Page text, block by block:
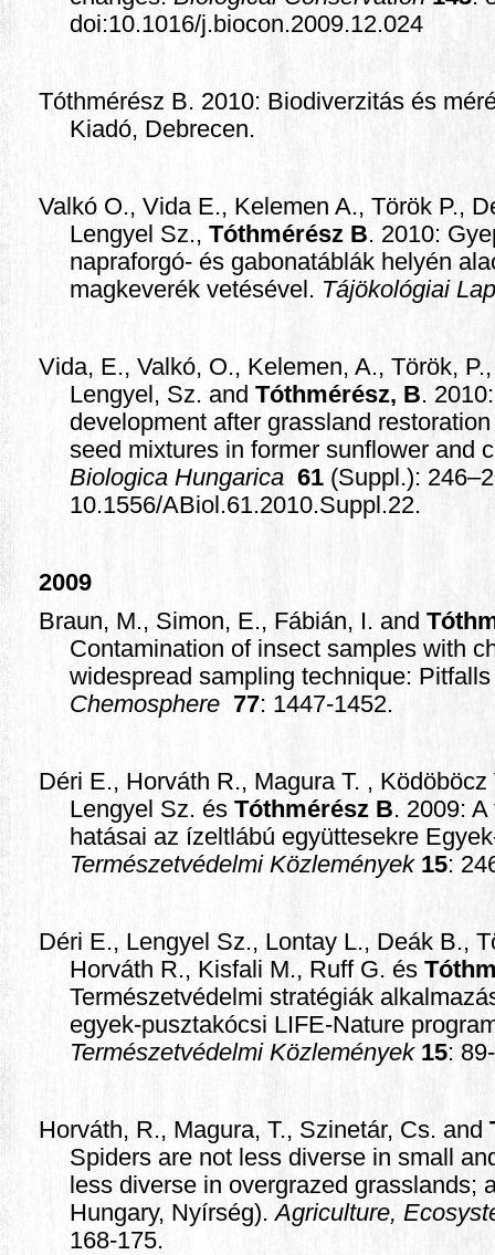
doi:10.1016/j.biocon.2009.12.024
Tóthmérész B. 2010: Biodiverzitás és
Kiadó, Debrecen.
Valkó O., Vida E., Kelemen A., Török P.,
Lengyel Sz.,Tóthmérész B. 2010:
napraforgó- és gabonatáblák helyén
magkeverék vetésével. Tájökológiai
Vida, E., Valkó, O., Kelemen, A., Török,
Lengyel, Sz. andTóthmérész, B.
development after grassland
seed mixtures in former sunflower and
Biologica Hungarica 61 (Suppl.):
10.1556/ABiol.61.2010.Suppl.22.
2009
Braun, M., Simon, E., Fábián, I. and
Contamination of insect samples with
widespread sampling technique:
Chemosphere 77: 1447-1452.
Déri E., Horváth R., Magura T. ,
Lengyel Sz. ésTóthmérész B. 2009:
hatásai az ízeltlábú együttesekre
Természetvédelmi Közlemények 15:
Déri E., Lengyel Sz., Lontay L., Deák B.,
Horváth R., Kisfali M., Ruff G. és
Természetvédelmi stratégiák
egyek-pusztakócsi LIFE-Nature
Természetvédelmi Közlemények 15:
Horváth, R., Magura, T., Szinetár, Cs. and
Spiders are not less diverse in small
less diverse in overgrazed grasslands;
Hungary, Nyírség).Agriculture,
168-175.